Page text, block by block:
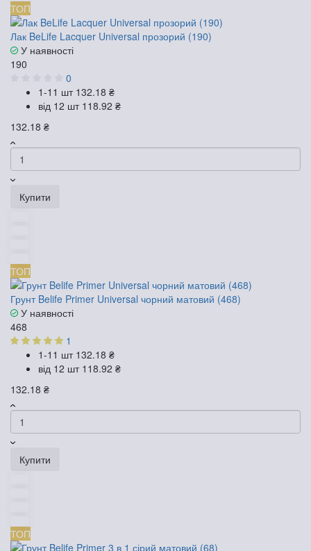
ТОП
Лак BeLife Lacquer Universal прозорий (190)
У наявності
190
0
1-11 шт 132.18 ₴
від 12 шт 118.92 ₴
132.18 ₴
Купити
ТОП
Грунт Belife Primer Universal чорний матовий (468)
У наявності
468
1
1-11 шт 132.18 ₴
від 12 шт 118.92 ₴
132.18 ₴
Купити
ТОП